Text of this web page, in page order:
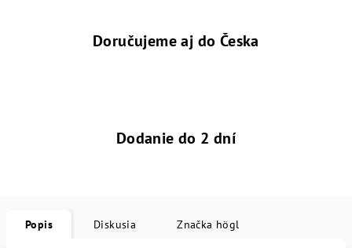
Doručujeme aj do Česka
Dodanie do 2 dní
Popis Diskusia Značka högl